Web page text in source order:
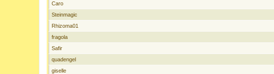
Caro
Steinmagic
Rhizoma01
fragola
Safir
quadengel
giselle